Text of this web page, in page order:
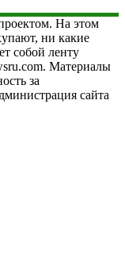
На этом
ни какие
собой ленту
Материалы
за
сайта